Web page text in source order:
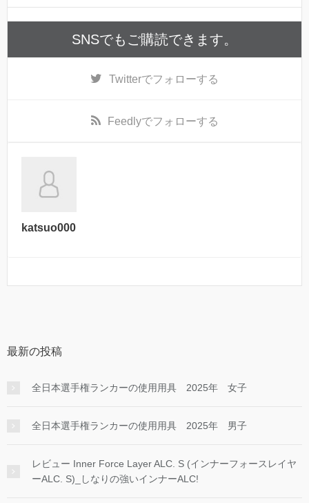
SNSでもご購読できます。
Twitterでフォローする
Feedlyでフォローする
katsuo000
最新の投稿
全日本選手権ランカーの使用用具 2025年 女子
全日本選手権ランカーの使用用具 2025年 男子
レビュー Inner Force Layer ALC. S (インナーフォースレイヤ
ーALC. S)_しなりの強いインナーALC!